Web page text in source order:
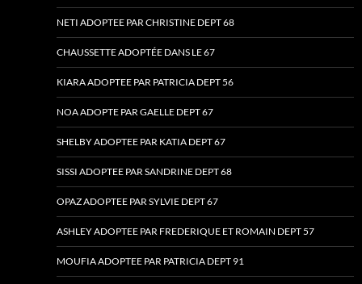
NETI ADOPTEE PAR CHRISTINE DEPT 68
CHAUSSETTE ADOPTÉE DANS LE 67
KIARA ADOPTEE PAR PATRICIA DEPT 56
NOA ADOPTE PAR GAELLE DEPT 67
SHELBY ADOPTEE PAR KATIA DEPT 67
SISSI ADOPTEE PAR SANDRINE DEPT 68
OPAZ ADOPTEE PAR SYLVIE DEPT 67
ASHLEY ADOPTEE PAR FREDERIQUE ET ROMAIN DEPT 57
MOUFIA ADOPTEE PAR PATRICIA DEPT 91